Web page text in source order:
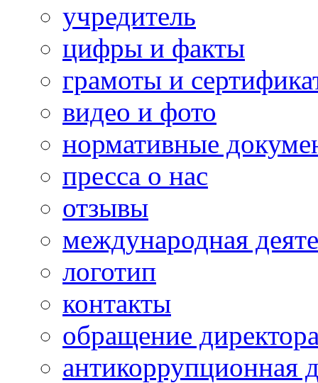
учредитель
цифры и факты
грамоты и
видео и фото
нормативные
пресса о нас
отзывы
международная
логотип
контакты
обращение
антикоррупционная